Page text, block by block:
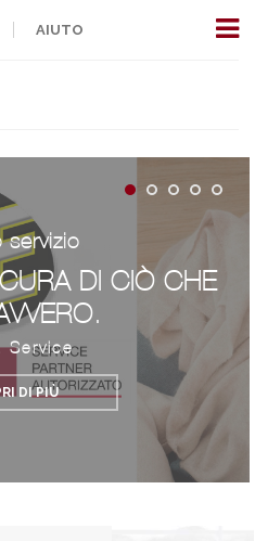
AIUTO
servizio
DI CIÒ CHE
Service
DI PIÙ